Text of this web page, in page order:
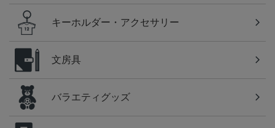
キーホルダー・アクセサリー
文房具
バラエティグッズ